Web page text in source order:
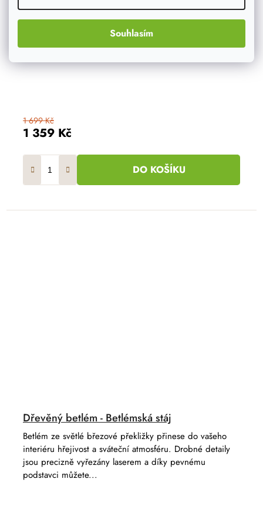
Souhlasím
1 359 Kč
1 699 Kč
DO KOŠÍKU
Dřevěný betlém - Betlémská stáj
Betlém ze světlé březové překližky přinese do vašeho
interiéru hřejivost a sváteční atmosféru. Drobné detaily
jsou precizně vyřezány laserem a díky pevnému
podstavci můžete...